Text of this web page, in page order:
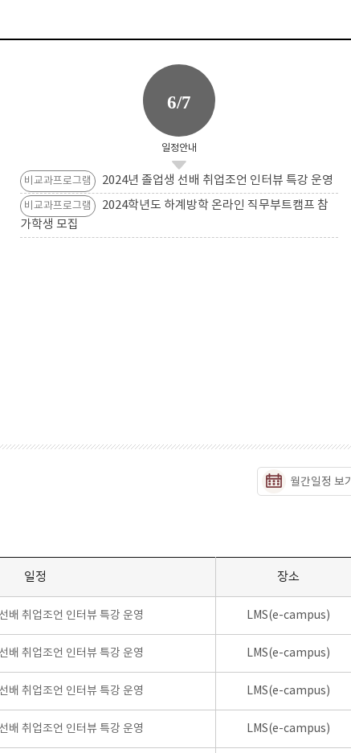
6/7
일정안내
비교과프로그램 2024년 졸업생 선배 취업조언 인터뷰 특강 운영
비교과프로그램
2024학년도 하계방학 온라인 직무부트캠프 참
가학생 모집
월간일정 보기
일정 장소
배 취업조언 인터뷰 특강 운영 LMS(e-campus)
배 취업조언 인터뷰 특강 운영 LMS(e-campus)
배 취업조언 인터뷰 특강 운영 LMS(e-campus)
배 취업조언 인터뷰 특강 운영 LMS(e-campus)